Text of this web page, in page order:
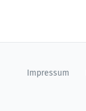
Impressum